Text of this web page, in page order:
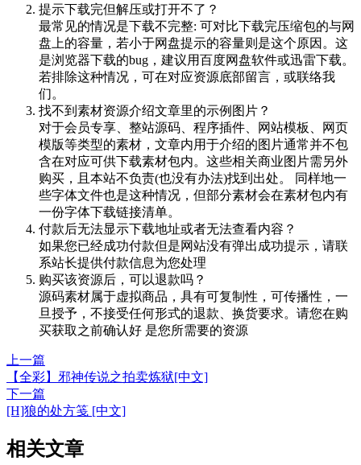
提示下载完但解压或打开不了？
最常见的情况是下载不完整: 可对比下载完压缩包的与网
盘上的容量，若小于网盘提示的容量则是这个原因。这
是浏览器下载的bug，建议用百度网盘软件或迅雷下载。
若排除这种情况，可在对应资源底部留言，或联络我
们。
找不到素材资源介绍文章里的示例图片？
对于会员专享、整站源码、程序插件、网站模板、网页
模版等类型的素材，文章内用于介绍的图片通常并不包
含在对应可供下载素材包内。这些相关商业图片需另外
购买，且本站不负责(也没有办法)找到出处。 同样地一
些字体文件也是这种情况，但部分素材会在素材包内有
一份字体下载链接清单。
付款后无法显示下载地址或者无法查看内容？
如果您已经成功付款但是网站没有弹出成功提示，请联
系站长提供付款信息为您处理
购买该资源后，可以退款吗？
源码素材属于虚拟商品，具有可复制性，可传播性，一
旦授予，不接受任何形式的退款、换货要求。请您在购
买获取之前确认好 是您所需要的资源
上一篇
【全彩】邪神传说之拍卖炼狱[中文]
下一篇
[H]狼的处方笺 [中文]
相关文章